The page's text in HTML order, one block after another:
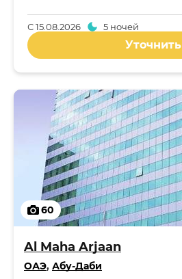
С15.08.2026 5 ночей
Уточнить
60
Al Maha Arjaan
ОАЭ, Абу-Даби